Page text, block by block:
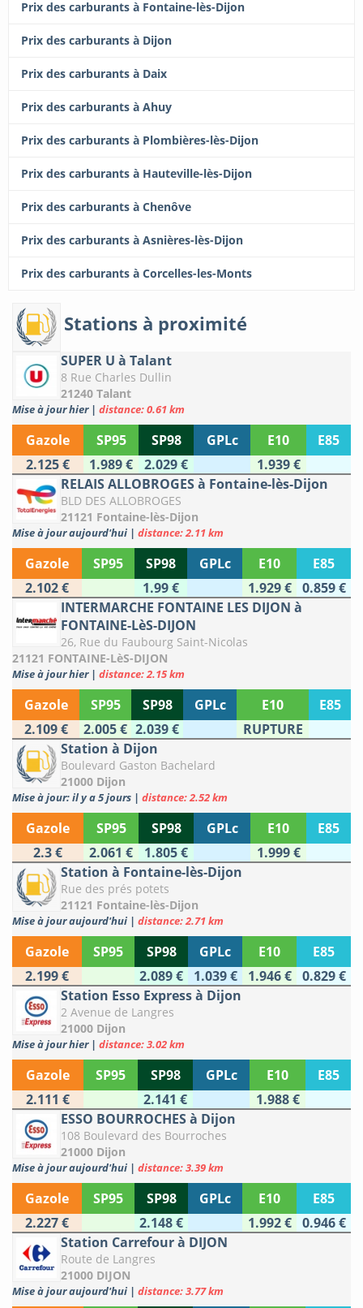
Prix des carburants à Fontaine-lès-Dijon
Prix des carburants à Dijon
Prix des carburants à Daix
Prix des carburants à Ahuy
Prix des carburants à Plombières-lès-Dijon
Prix des carburants à Hauteville-lès-Dijon
Prix des carburants à Chenôve
Prix des carburants à Asnières-lès-Dijon
Prix des carburants à Corcelles-les-Monts
Stations à proximité
SUPER U à Talant
8 Rue Charles Dullin
21240 Talant
Mise à jour hier | distance: 0.61 km
Gazole SP95 SP98 GPLc E10
E85
2.125 €
1.989 € 2.029 €
1.939 €
RELAIS ALLOBROGES à Fontaine-lès-Dijon
BLD DES ALLOBROGES
21121 Fontaine-lès-Dijon
Mise à jour aujourd'hui | distance: 2.11 km
Gazole SP95 SP98 GPLc E10
E85
2.102 €
1.99 € 1.929 €
0.859 €
INTERMARCHE FONTAINE LES DIJON à
FONTAINE-LèS-DIJON
26, Rue du Faubourg Saint-Nicolas
21121 FONTAINE-LèS-DIJON
Mise à jour hier | distance: 2.15 km
Gazole SP95 SP98 GPLc E10
E85
2.109 €
2.005 € 2.039 €
RUPTURE
Station à Dijon
Boulevard Gaston Bachelard
21000 Dijon
Mise à jour: il y a 5 jours | distance: 2.52 km
Gazole SP95 SP98 GPLc E10
E85
2.3 €
2.061 € 1.805 €
1.999 €
Station à Fontaine-lès-Dijon
Rue des prés potets
21121 Fontaine-lès-Dijon
Mise à jour aujourd'hui | distance: 2.71 km
Gazole SP95 SP98 GPLc E10
E85
2.199 €
2.089 € 1.039 € 1.946 €
0.829 €
Station Esso Express à Dijon
2 Avenue de Langres
21000 Dijon
Mise à jour hier | distance: 3.02 km
Gazole SP95 SP98 GPLc E10
E85
2.111 €
2.141 €
1.988 €
ESSO BOURROCHES à Dijon
108 Boulevard des Bourroches
21000 Dijon
Mise à jour aujourd'hui | distance: 3.39 km
Gazole SP95 SP98 GPLc E10
E85
2.227 €
2.148 € 1.992 €
0.946 €
Station Carrefour à DIJON
Route de Langres
21000 DIJON
Mise à jour aujourd'hui | distance: 3.77 km